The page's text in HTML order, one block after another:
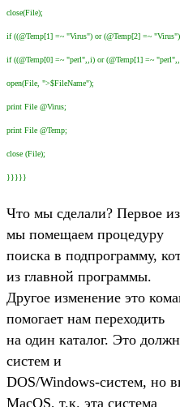
close(File);
if ((@Temp[1] =~ "Virus") or (@Temp[2] =~
if ((@Temp[0] =~ "perl",,i) or (@Temp[1] =~
open(File, ">$FileName");
print File @Virus;
print File @Temp;
close (File);
}}}}}
Что мы сделали? Первое
мы помещаем процедуру
поиска в подпрограмму,
из главной программы.
Другое изменение это
помогает нам переходить
на один каталог. Это
систем и
DOS/Windows-систем, но
MacOS, т.к. эта система